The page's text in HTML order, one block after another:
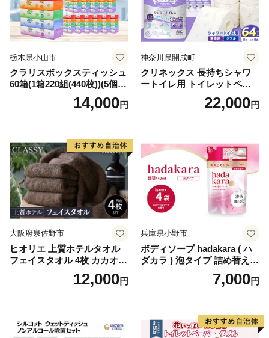
栃木県小山市
クラリスボックスティッシュ
60箱(1箱220組(440枚))(5個入
り×12セット)【1256759】
14,000円
神奈川県開成町
クリネックス 長持ちシャワ
ートイレ用 トイレットペー
パー（ダブル）64ロール(8ロ
ール×8パック) 開成町 トイレ
蓄 防災 エコ 消耗品 生活雑貨
生活用品 無香料 トイレット
ペーパー ダブル といれっと
ぺーぱー トイレ クレシア ト
イレットペーパー [BDBH002
-1]
22,000円
大阪府泉佐野市
ヒオリエ 上質ホテルタオル
フェイスタオル 4枚 カカオ
【タオル 泉州タオル 吸水 普
段使い 無地 シンプル 日用品
12,000円
兵庫県小野市
ボディソープ hadakara ( ハ
ダカラ ) 泡タイプ 詰め替え 4
40ml×4袋 ボディーソープ 泡
ボディソープ 泡 日用品 消耗
泡石鹸 石鹸 兵庫 兵庫県 小野
7,000円